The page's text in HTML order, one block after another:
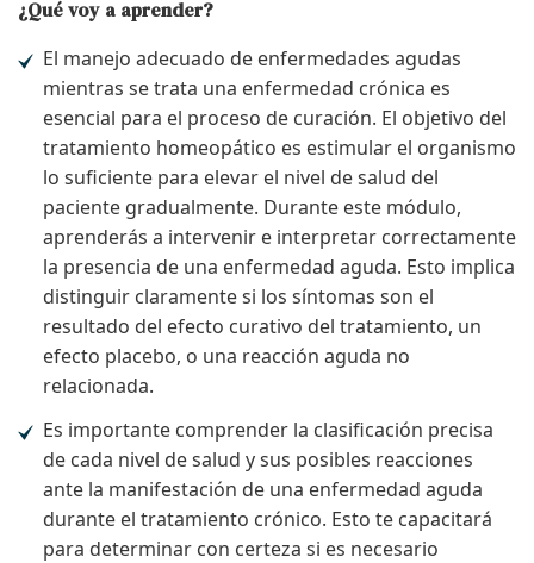
¿Qué voy a aprender?
El manejo adecuado de enfermedades agudas
mientras se trata una enfermedad crónica es
esencial para el proceso de curación. El objetivo del
tratamiento homeopático es estimular el organismo
lo suficiente para elevar el nivel de salud del
paciente gradualmente. Durante este módulo,
aprenderás a intervenir e interpretar correctamente
la presencia de una enfermedad aguda. Esto implica
distinguir claramente si los síntomas son el
resultado del efecto curativo del tratamiento, un
efecto placebo, o una reacción aguda no
relacionada.
Es importante comprender la clasificación precisa
de cada nivel de salud y sus posibles reacciones
ante la manifestación de una enfermedad aguda
durante el tratamiento crónico. Esto te capacitará
para determinar con certeza si es necesario